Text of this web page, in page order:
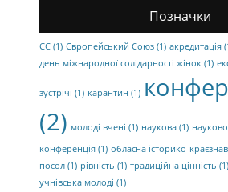
Позначки
ЄС (1) Європейський Союз (1) акредитація
день міжнародної солідарності жінок (1)
зустрічі (1) карантин (1)
(2) молоді вчені (1) наукова (1)
конференція (1) обласна історико-
посол (1) рівність (1) традиційна цінність (1)
учнівська молоді (1)